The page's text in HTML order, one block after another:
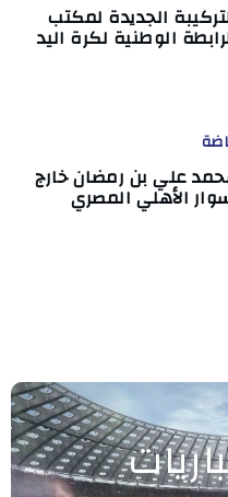
الجديدة لمكتب
الوطنية لكرة اليد
علي بن رمضان خارج
الأهلي المصري